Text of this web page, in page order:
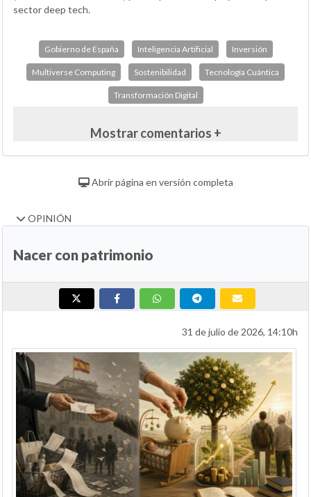
sector deep tech.
Gobierno de España Inteligencia Artificial Inversión
Multiverse Computing Sostenibilidad Tecnología Cuántica
Transformación Digital
Mostrar comentarios +
Abrir página en versión completa
OPINIÓN
Nacer con patrimonio
31 de julio de 2026, 14:10h